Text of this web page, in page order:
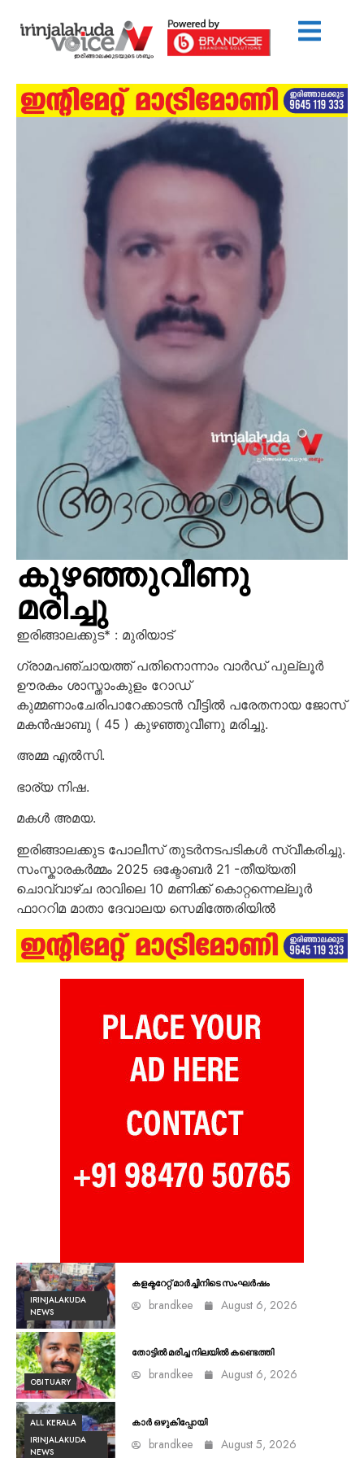
കുഴഞ്ഞുവീണു
മരിച്ചു
ഇരിങ്ങാലക്കുട* : മുരിയാട്
ഗ്രാമപഞ്ചായത്ത് പതിനൊന്നാം വാർഡ് പുല്ലൂർ
ഊരകം ശാസ്താംകുളം റോഡ്
കുമ്മണാംചേരിപാറേക്കാടൻ വീട്ടിൽ പരേതനായ ജോസ്
മകൻഷാബു ( 45 ) കുഴഞ്ഞുവീണു മരിച്ചു.
അമ്മ എൽസി.
ഭാര്യ നിഷ.
മകൾ അമയ.
ഇരിങ്ങാലക്കുട പോലീസ് തുടർനടപടികൾ സ്വീകരിച്ചു.
സംസ്കാരകർമ്മം 2025 ഒക്ടോബർ 21 -തീയ്യതി
ചൊവ്വാഴ്ച രാവിലെ 10 മണിക്ക് കൊറ്റന്നെല്ലൂർ
ഫാററിമ മാതാ ദേവാലയ സെമിത്തേരിയിൽ
IRINJALAKUDA
NEWS
കളക്ടറേറ്റ് മാർച്ചിനിടെ സംഘർഷം
brandkee August 6, 2026
OBITUARY
തോട്ടിൽ മരിച്ച നിലയിൽ കണ്ടെത്തി
brandkee August 6, 2026
ALL KERALA
IRINJALAKUDA
NEWS
കാർ ഒഴുകിപ്പോയി
brandkee August 5, 2026